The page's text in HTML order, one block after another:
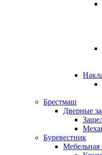
Брестмаш
Дверные
Буревестник
Мебельная